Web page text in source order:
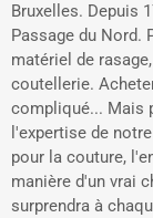
Bruxelles. Depuis
Passage du Nord.
matériel de
coutellerie.
compliqué... Mais
l'expertise de
pour la couture,
manière d'un vrai
surprendra à